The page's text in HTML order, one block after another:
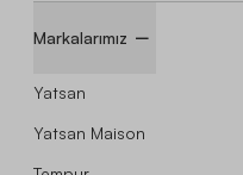
Markalarımız
Yatsan
Yatsan Maison